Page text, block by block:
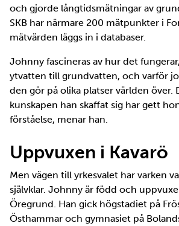
och gjorde långtidsmätningar av
SKB har närmare 200 mätpunkter i
mätvärden läggs in i databaser.
Johnny fascineras av hur det
ytvatten till grundvatten, och varför
den gör på olika platser världen över.
kunskapen han skaffat sig har gett
förståelse, menar han.
Uppvuxen i Kavarö
Men vägen till yrkesvalet har varken
självklar. Johnny är född och
Öregrund. Han gick högstadiet på
Östhammar och gymnasiet på